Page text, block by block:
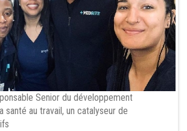
Senior du développement
santé au travail, un catalyseur de